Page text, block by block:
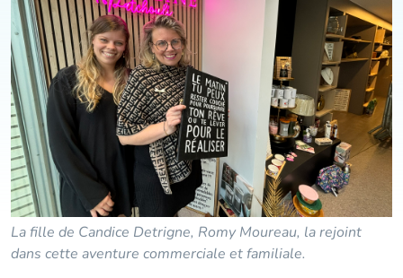
La fille de Candice Detrigne, Romy Moureau, la rejoint
dans cette aventure commerciale et familiale.